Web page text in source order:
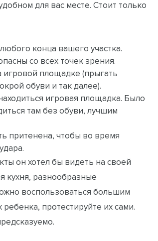
для вас месте. Стоит только
конца вашего участка.
со всех точек зрения.
игровой площадке (прыгать
обуви и так далее).
игровая площадка. Было
там без обуви, лучшим
притенена, чтобы во время
он хотел бы видеть на своей
кухня, разнообразные
воспользоваться большим
протестируйте их сами.